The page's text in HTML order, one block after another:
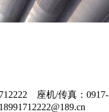
座机/传真：0917-